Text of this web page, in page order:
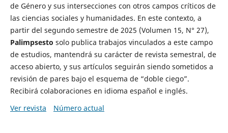
de Género y sus intersecciones con otros campos críticos de
las ciencias sociales y humanidades. En este contexto, a
partir del segundo semestre de 2025 (Volumen 15, N° 27),
Palimpsesto solo publica trabajos vinculados a este campo
de estudios, mantendrá su carácter de revista semestral, de
acceso abierto, y sus artículos seguirán siendo sometidos a
revisión de pares bajo el esquema de “doble ciego”.
Recibirá colaboraciones en idioma español e inglés.
Ver revista
Número actual